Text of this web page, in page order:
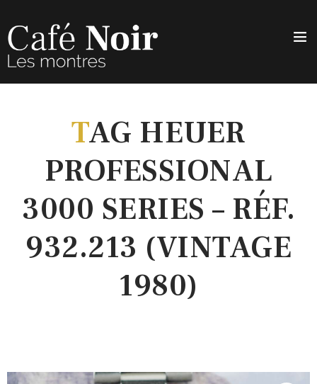
TAG HEUER
PROFESSIONAL
3000 SERIES – RÉF.
932.213 (VINTAGE
1980)